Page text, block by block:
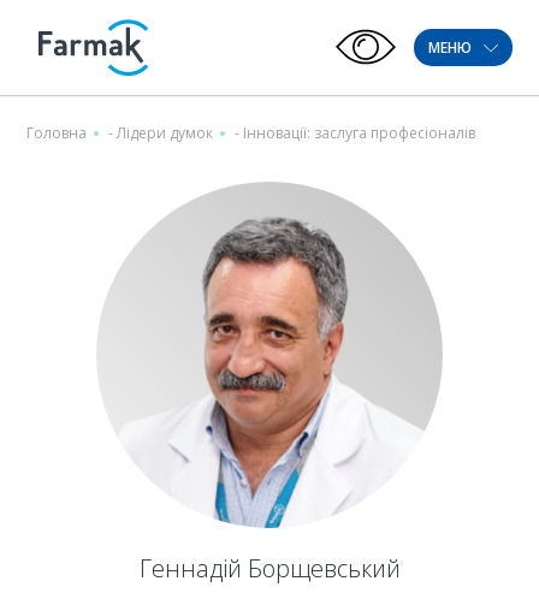
МЕНЮ
Головна -Лідeри думок - Інновації: заслуга професіоналів
Геннадій Борщевський